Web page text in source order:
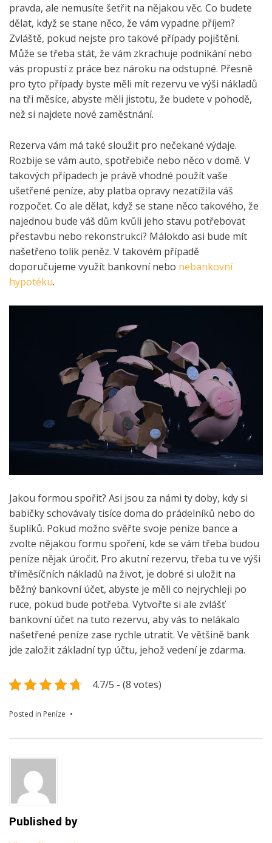
pravda, ale nemusíte šetřit na nějakou věc. Co budete
dělat, když se stane něco, že vám vypadne příjem?
Zvláště, pokud nejste pro takové případy pojištění.
Může se třeba stát, že vám zkrachuje podnikání nebo
vás propustí z práce bez nároku na odstupné. Přesně
pro tyto případy byste měli mít rezervu ve výši nákladů
na tři měsíce, abyste měli jistotu, že budete v pohodě,
než si najdete nové zaměstnání.
Rezerva vám má také sloužit pro nečekané výdaje.
Rozbije se vám auto, spotřebiče nebo něco v domě. V
takových případech je právě vhodné použít vaše
ušetřené peníze, aby platba opravy nezatížila váš
rozpočet. Co ale dělat, když se stane něco takového, že
najednou bude váš dům kvůli jeho stavu potřebovat
přestavbu nebo rekonstrukci? Málokdo asi bude mít
našetřeno tolik peněz. V takovém případě
doporučujeme využít bankovní nebo nebankovní
hypotéku.
Jakou formou spořit? Asi jsou za námi ty doby, kdy si
babičky schovávaly tisíce doma do prádelníků nebo do
šuplíků. Pokud možno svěřte svoje peníze bance a
zvolte nějakou formu spoření, kde se vám třeba budou
peníze nějak úročit. Pro akutní rezervu, třeba tu ve výši
tříměsíčních nákladů na život, je dobré si uložit na
běžný bankovní účet, abyste je měli co nejrychleji po
ruce, pokud bude potřeba. Vytvořte si ale zvlášť
bankovní účet na tuto rezervu, aby vás to nelákalo
našetřené peníze zase rychle utratit. Ve většině bank
jde založit základní typ účtu, jehož vedení je zdarma.
4.7/5 - (8 votes)
Posted in Peníze
Published by